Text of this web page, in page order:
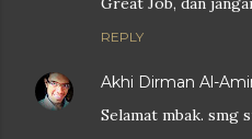
REPLY
Akhi Dirman Al-
Selamat mbak. smg